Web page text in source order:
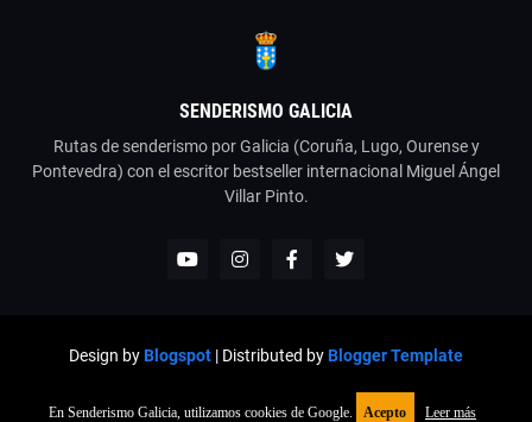
SENDERISMO GALICIA
Rutas de senderismo por Galicia (Coruña, Lugo, Ourense y
Pontevedra) con el escritor bestseller internacional Miguel Ángel
Villar Pinto.
Design byBlogspot | Distributed byBlogger Template
Recomendaciones
En Senderismo Galicia, utilizamos cookies de Google. Acepto Leer más